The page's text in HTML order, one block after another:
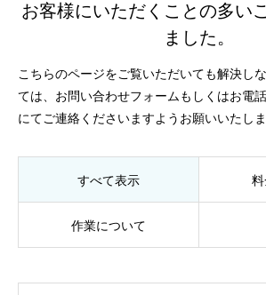
お客様にいただくことの多い
ました。
こちらのページをご覧いただいても解決し
ては、お問い合わせフォームもしくはお電
にてご連絡くださいますようお願いいたしま
すべて表示
作業について